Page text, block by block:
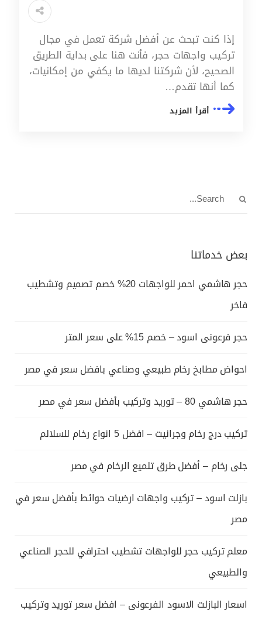
إذا كنت تبحث عن أفضل شركة تعمل في مجال
تركيب واجهات حجر، فأنت هنا على بداية الطريق
الصحيح، لأن شركتنا لديها ما يكفي من إمكانيات،
كما أنها تقدم…
أقرأ المزيد
بعض خدماتنا
حجر هاشمي احمر للواجهات 20% خصم تصميم وتشطيب
فاخر
حجر فرعونى اسود – خصم 15% على سعر المتر
احواض مطابخ رخام طبيعي وصناعي بافضل سعر في مصر
حجر هاشمي 80 – توريد وتركيب بأفضل سعر في مصر
تركيب درج رخام وجرانيت – افضل 5 انواع رخام للسلالم
جلى رخام – أفضل طرق تلميع الرخام في مصر
بازلت اسود – تركيب واجهات ارضيات حوائط بأفضل سعر في
مصر
معلم تركيب حجر للواجهات تشطيب احترافي للحجر الصناعي
والطبيعي
اسعار البازلت الاسود الفرعونى – افضل سعر توريد وتركيب